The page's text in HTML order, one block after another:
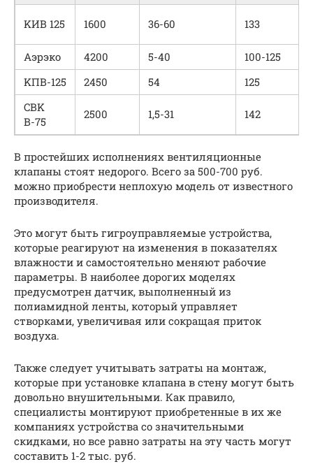
KИВ 125 1600 36-60 133
Aэpэкo
4200 5-40 100-125
KПВ-125
2450 54 125
CВK
В-75
2500 1,5-31 142
В простейших исполнениях вентиляционные
клапаны стоят недорого. Всего за 500-700 руб.
можно приобрести неплохую модель от известного
производителя.
Это могут быть гигроуправляемые устройства,
которые реагируют на изменения в показателях
влажности и самостоятельно меняют рабочие
параметры. В наиболее дорогих моделях
предусмотрен датчик, выполненный из
полиамидной ленты, который управляет
створками, увеличивая или сокращая приток
воздуха.
Также следует учитывать затраты на монтаж,
которые при установке клапана в стену могут быть
довольно внушительными. Как правило,
специалисты монтируют приобретенные в их же
компаниях устройства со значительными
скидками, но все равно затраты на эту часть могут
составить 1-2 тыс. руб.